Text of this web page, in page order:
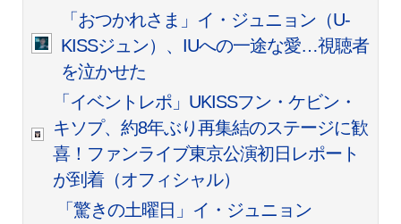
「おつかれさま」イ・ジュニョン（U-
KISSジュン）、IUへの一途な愛…視聴者
を泣かせた
「イベントレポ」UKISSフン・ケビン・
キソプ、約8年ぶり再集結のステージに歓
喜！ファンライブ東京公演初日レポート
が到着（オフィシャル）
「驚きの土曜日」イ・ジュニョン